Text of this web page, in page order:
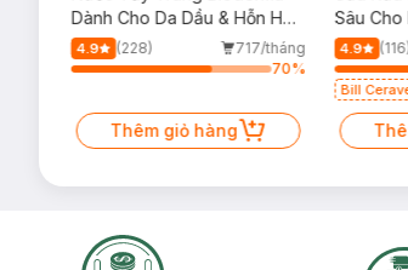
Dành Cho Da Dầu & Hỗn Hợp
500ml
4.9 (228)
717/tháng
70%
Thêm giỏ hàng
Sâu
Dầu
4.9
Bill